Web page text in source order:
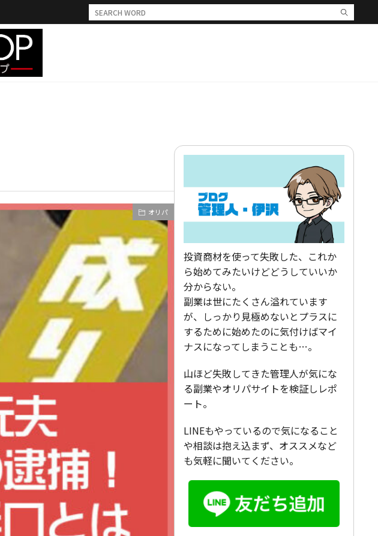
オリパ
投資商材を使って失敗した、これか
ら始めてみたいけどどうしていいか
分からない。
副業は世にたくさん溢れています
が、しっかり見極めないとプラスに
するために始めたのに気付けばマイ
ナスになってしまうことも…。
山ほど失敗してきた管理人が気にな
る副業やオリパサイトを検証しレポ
ート。
LINEもやっているので気になること
や相談は抱え込まず、オススメなど
も気軽に聞いてください。